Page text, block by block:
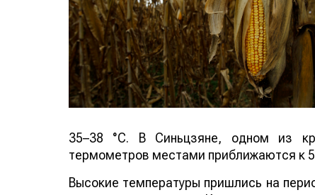
35–38 °C. В Синьцзяне, одном из
термометров местами приближаются к
Высокие температуры пришлись на